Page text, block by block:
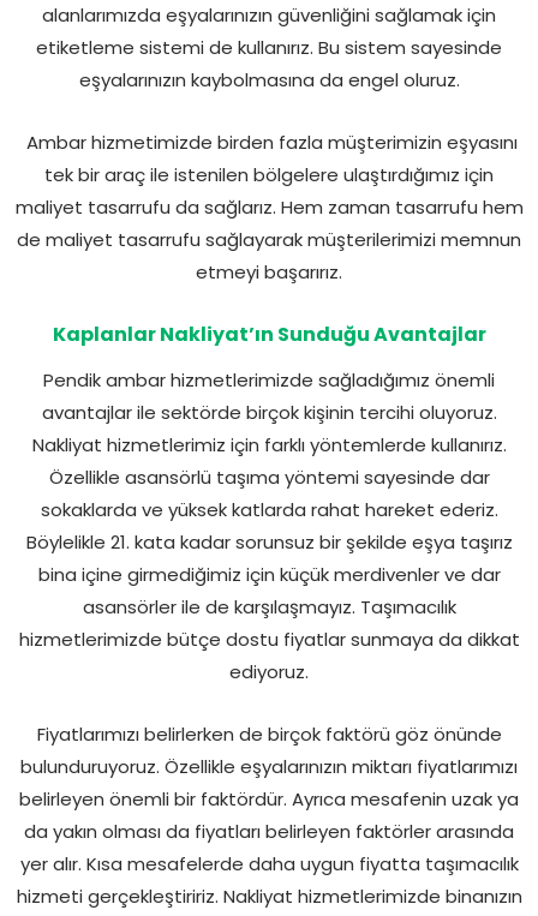
alanlarımızda eşyalarınızın güvenliğini sağlamak için
etiketleme sistemi de kullanırız. Bu sistem sayesinde
eşyalarınızın kaybolmasına da engel oluruz.
Ambar hizmetimizde birden fazla müşterimizin eşyasını
tek bir araç ile istenilen bölgelere ulaştırdığımız için
maliyet tasarrufu da sağlarız. Hem zaman tasarrufu hem
de maliyet tasarrufu sağlayarak müşterilerimizi memnun
etmeyi başarırız.
Kaplanlar Nakliyat’ın Sunduğu Avantajlar
Pendik ambar hizmetlerimizde sağladığımız önemli
avantajlar ile sektörde birçok kişinin tercihi oluyoruz.
Nakliyat hizmetlerimiz için farklı yöntemlerde kullanırız.
Özellikle asansörlü taşıma yöntemi sayesinde dar
sokaklarda ve yüksek katlarda rahat hareket ederiz.
Böylelikle 21. kata kadar sorunsuz bir şekilde eşya taşırız
bina içine girmediğimiz için küçük merdivenler ve dar
asansörler ile de karşılaşmayız. Taşımacılık
hizmetlerimizde bütçe dostu fiyatlar sunmaya da dikkat
ediyoruz.
Fiyatlarımızı belirlerken de birçok faktörü göz önünde
bulunduruyoruz. Özellikle eşyalarınızın miktarı fiyatlarımızı
belirleyen önemli bir faktördür. Ayrıca mesafenin uzak ya
da yakın olması da fiyatları belirleyen faktörler arasında
yer alır. Kısa mesafelerde daha uygun fiyatta taşımacılık
hizmeti gerçekleştiririz. Nakliyat hizmetlerimizde binanızın